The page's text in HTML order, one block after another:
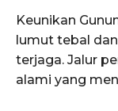
Keunikan
lumut tebal
terjaga. Jalur
alami yang